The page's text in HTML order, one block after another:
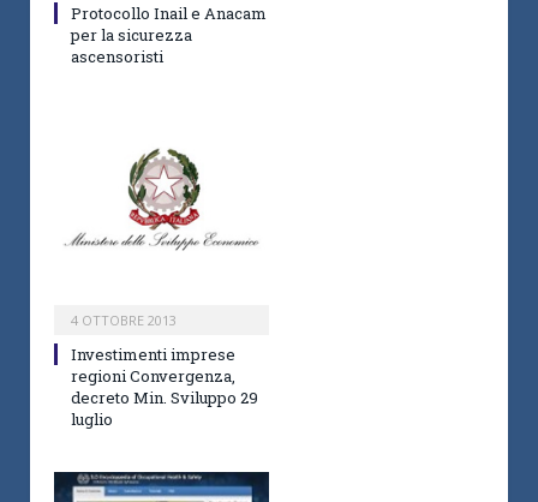
Protocollo Inail e Anacam
per la sicurezza
ascensoristi
4 OTTOBRE 2013
Investimenti imprese
regioni Convergenza,
decreto Min. Sviluppo 29
luglio